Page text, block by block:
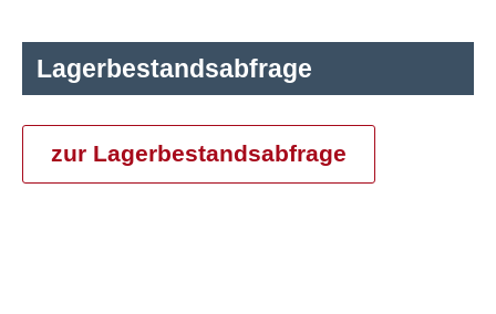
Lagerbestandsabfrage
zur Lagerbestandsabfrage